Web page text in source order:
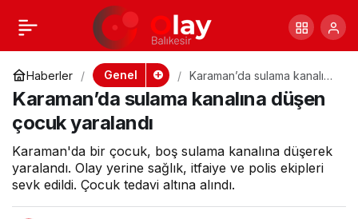
Haberler Genel
Karaman’da sulama kanalına
düşen çocuk yaralandı
Karaman’da sulama kanalına düşen
çocuk yaralandı
Karaman'da bir çocuk, boş sulama kanalına düşerek
yaralandı. Olay yerine sağlık, itfaiye ve polis ekipleri
sevk edildi. Çocuk tedavi altına alındı.
Ayvalık’ta 5’i çocuk
10 düzensiz
göçmen yakalandı
+ Paylaş